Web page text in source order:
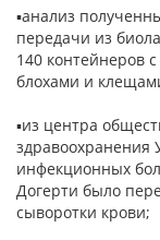
▪анализ
передачи из
140 контейнеров
блохами и
▪из центра
инфекционных
Догерти было
сыворотки крови;